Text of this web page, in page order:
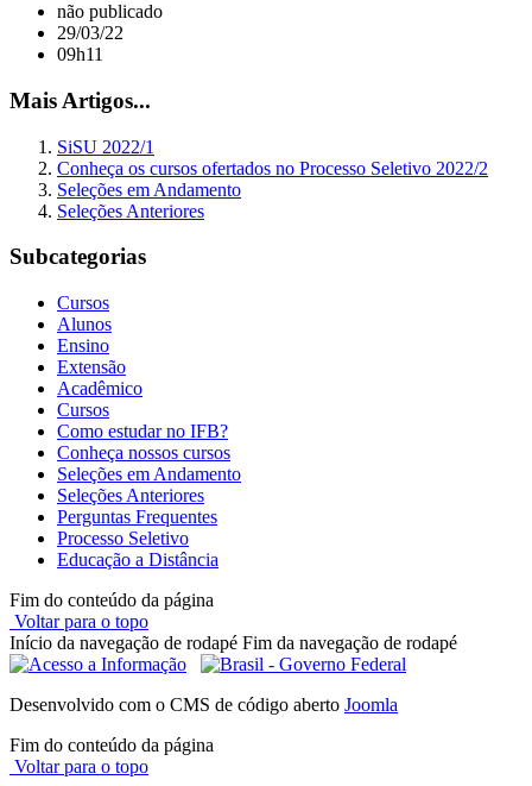
não publicado
29/03/22
09h11
Mais Artigos...
SiSU 2022/1
Conheça os cursos ofertados no Processo Seletivo 2022/2
Seleções em Andamento
Seleções Anteriores
Subcategorias
Cursos
Alunos
Ensino
Extensão
Acadêmico
Cursos
Como estudar no IFB?
Conheça nossos cursos
Seleções em Andamento
Seleções Anteriores
Perguntas Frequentes
Processo Seletivo
Educação a Distância
Fim do conteúdo da página
Voltar para o topo
Início da navegação de rodapé Fim da navegação de rodapé
Desenvolvido com o CMS de código aberto Joomla
Fim do conteúdo da página
Voltar para o topo